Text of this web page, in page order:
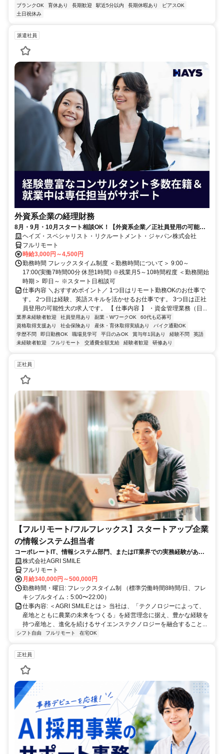
ブランクOK
育休あり 長期歓迎 駅近5分以内 長期休暇あり
ピアスOK
土日祝休み
派遣社員
外資系企業の経理財務
8月・9月・10月スタート相談OK！【外資系企業／正社員登用の可能性
大／700万～800万／リモート勤務OK】経理財務
ヘイズ・スペシャリスト・リクルートメント・ジャパン株式会社
フルリモート
時給3,000円～4,500円
勤務時間 フレックスタイム制度 ＜勤務時間について＞ 9:00～
17:00(実働7時間00分 休憩1時間) ※残業月5～10時間程度 ＜勤務開始
時期＞ 即日～ ※スタート日相談可
仕事内容 ＼おすすめポイント／ 1つ目はリモート勤務OKのお仕事で
す。 2つ目は経験、英語スキルを活かせるお仕事です。 3つ目は正社
員登用の可能性大の求人です。 【 仕事内容 】 ・資金管理業務（日...
業界未経験者歓迎 社員登用あり 副業・WワークOK
60代も応募可
資格取得支援あり
社会保険あり 産休・育休取得実績あり
バイク通勤OK
学歴不問
即日勤務OK 職場見学可 平日のみOK 賞与年1回あり 経験不問
英語
未経験者歓迎
フルリモート 交通費全額支給 経験者歓迎 研修あり
正社員
【フルリモート/フルフレックス】スタートアップ企業
の情報システム担当者
コーポレートIT、情報システム部門、またはIT業界での実務経験がある
方、大歓迎！
株式会社AGRI SMILE
フルリモート
月給340,000円～500,000円
勤務時間・曜日: フレックスタイム制 （標準労働時間8時間/日、フレ
キシブルタイム：5:00〜22:00）
仕事内容: ＜AGRI SMILEとは＞ 当社は、「テクノロジーによって、
産地とともに農業の未来をつくる」を経営理念に据え、豊かな経験を
持つ産地と、進化を続けるサイエンステクノロジーを融合すること...
シフト自由 フルリモート 在宅OK
正社員